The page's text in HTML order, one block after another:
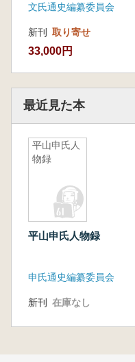
文氏通史編纂委員会
新刊 取り寄せ
33,000円
最近見た本
平山申氏人
物録
平山申氏人物録
申氏通史編纂委員会
新刊 在庫なし